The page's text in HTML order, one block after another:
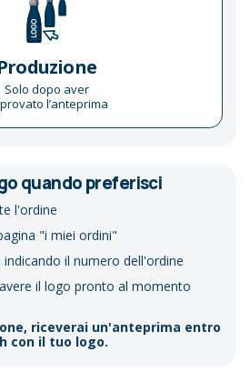
Solo dopo aver
l’anteprima
quando preferisci
l'ordine
"i miei ordini"
il numero dell'ordine
il logo pronto al momento
riceverai un'anteprima entro
con il tuo logo.